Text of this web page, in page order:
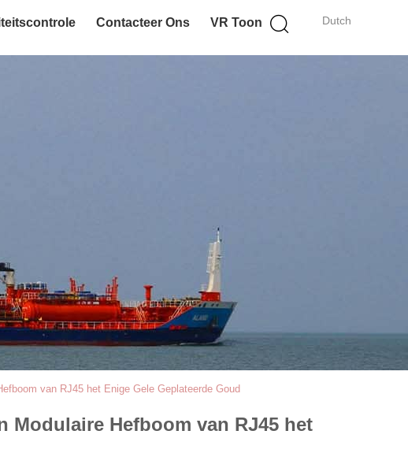
Dutch
Contacteer Ons VR Toon
van RJ45 het Enige Gele Geplateerde Goud
Modulaire Hefboom van RJ45 het